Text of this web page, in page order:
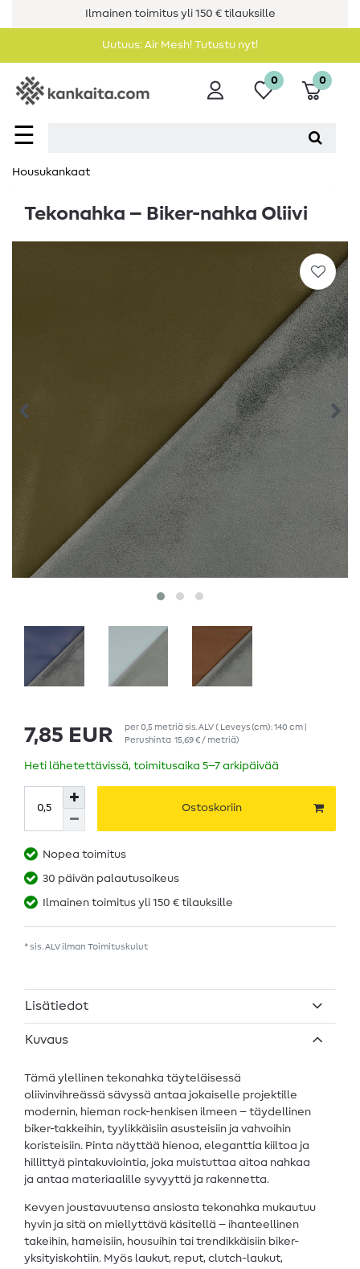
Ilmainen toimitus yli 150 € tilauksille
Uutuus: Air Mesh! Tutustu nyt!
☰
0 0
Housukankaat
Tekonahka – Biker-nahka Oliivi
7,85 EUR per0,5 metriäsis. ALV( Leveys (cm): 140 cm |
Perushinta 15,69 € / metriä)
Heti lähetettävissä, toimitusaika 5–7 arkipäivää
Ostoskoriin
Nopea toimitus
30 päivän palautusoikeus
Ilmainen toimitus yli 150 € tilauksille
* sis. ALV ilman Toimituskulut
Lisätiedot
Kuvaus
Tämä ylellinen tekonahka täyteläisessä
oliivinvihreässä sävyssä antaa jokaiselle projektille
modernin, hieman rock-henkisen ilmeen – täydellinen
biker-takkeihin, tyylikkäisiin asusteisiin ja vahvoihin
koristeisiin. Pinta näyttää hienoa, eleganttia kiiltoa ja
hillittyä pintakuviointia, joka muistuttaa aitoa nahkaa
ja antaa materiaalille syvyyttä ja rakennetta.
Kevyen joustavuutensa ansiosta tekonahka mukautuu
hyvin ja sitä on miellyttävä käsitellä – ihanteellinen
takeihin, hameisiin, housuihin tai trendikkäisiin biker-
yksityiskohtiin. Myös laukut, reput, clutch-laukut,